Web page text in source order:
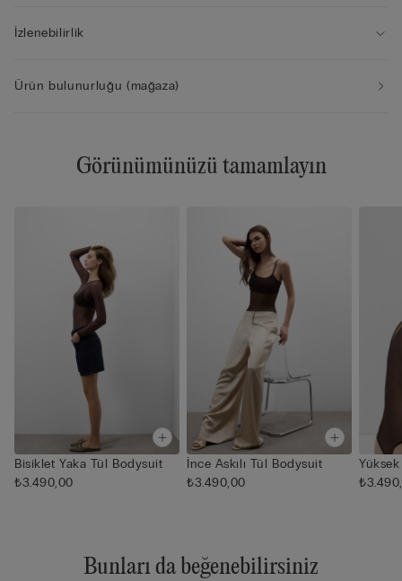
İzlenebilirlik
Ürün bulunurluğu (mağaza)
Görünümünüzü tamamlayın
Bisiklet Yaka Tül Bodysuit
₺3.490,00
İnce Askılı Tül Bodysuit
₺3.490,00
Bunları da beğenebilirsiniz